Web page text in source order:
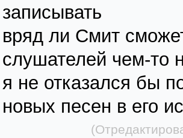
записывать
вряд ли Смит
слушателей чем-то
я не отказался бы
новых песен в его